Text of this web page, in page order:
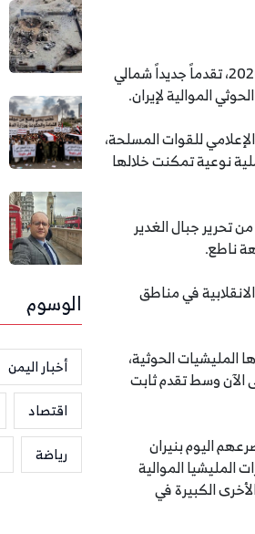
حققت المقاومة الشعبية والقوات الحكومية مسنودة بتحالف دعم الشرعية، الثلاثاء 7 أبريل2020، تقدماً جديداً شمالي
الموالية لإيران.
المركز الإعلامي للقوات المسلحة،
نوعية تمكنت خلالها
تحرير جبال الغدير
ناطع.
في مناطق
المليشيات الحوثية،
حتى الآن وسط تقدم ثابت
الحوثي لقوا مصرعهم اليوم بنيران
المليشيا الموالية
الكبيرة في
الوسوم
أخبار اليمن
اقتصاد
رياضة